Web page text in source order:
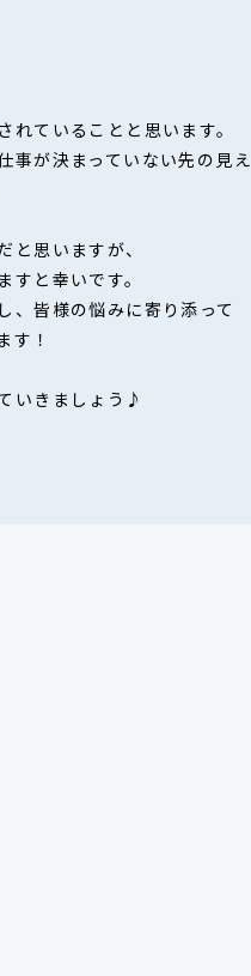
ていることと思います。
事が決まっていない先の見え
と思いますが、
と幸いです。
、皆様の悩みに寄り添って
す！
いきましょう♪